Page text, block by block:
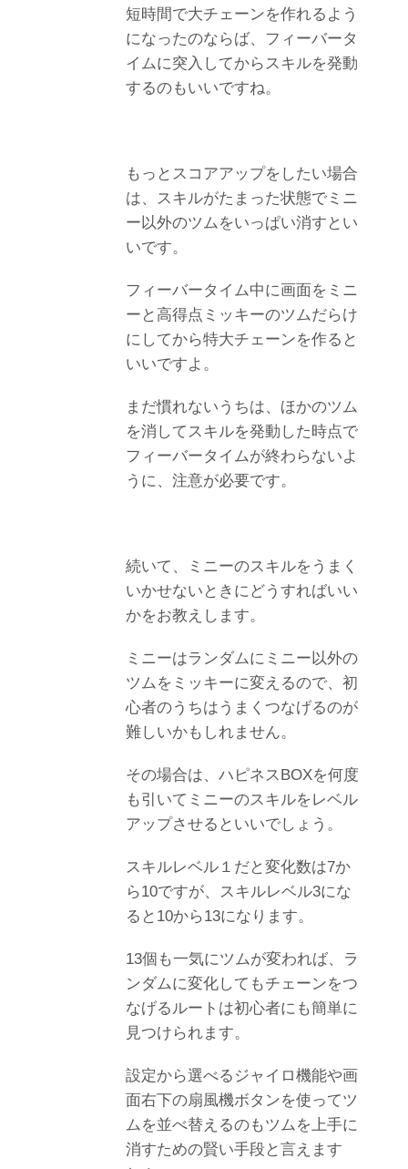
短時間で大チェーンを作れるよう
になったのならば、フィーバータ
イムに突入してからスキルを発動
するのもいいですね。
もっとスコアアップをしたい場合
は、スキルがたまった状態でミニ
ー以外のツムをいっぱい消すとい
いです。
フィーバータイム中に画面をミニ
ーと高得点ミッキーのツムだらけ
にしてから特大チェーンを作ると
いいですよ。
まだ慣れないうちは、ほかのツム
を消してスキルを発動した時点で
フィーバータイムが終わらないよ
うに、注意が必要です。
続いて、ミニーのスキルをうまく
いかせないときにどうすればいい
かをお教えします。
ミニーはランダムにミニー以外の
ツムをミッキーに変えるので、初
心者のうちはうまくつなげるのが
難しいかもしれません。
その場合は、ハピネスBOXを何度
も引いてミニーのスキルをレベル
アップさせるといいでしょう。
スキルレベル１だと変化数は7か
ら10ですが、スキルレベル3にな
ると10から13になります。
13個も一気にツムが変われば、ラ
ンダムに変化してもチェーンをつ
なげるルートは初心者にも簡単に
見つけられます。
設定から選べるジャイロ機能や画
面右下の扇風機ボタンを使ってツ
ムを並べ替えるのもツムを上手に
消すための賢い手段と言えます